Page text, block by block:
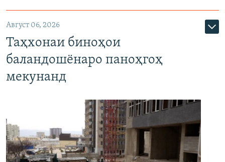
Август 06, 2026
Таҳхонаи биноҳои
баландошёнаро паноҳгоҳ
мекунанд